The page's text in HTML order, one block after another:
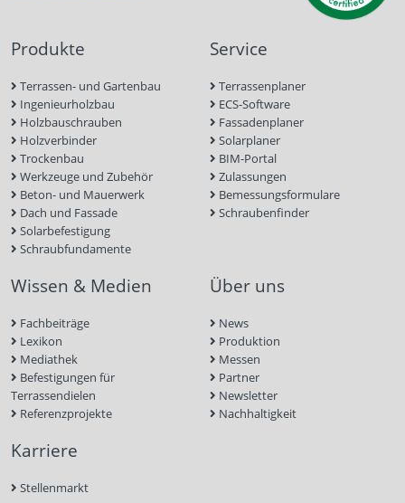
Produkte
Terrassen- und Gartenbau
Ingenieurholzbau
Holzbauschrauben
Holzverbinder
Trockenbau
Werkzeuge und Zubehör
Beton- und Mauerwerk
Dach und Fassade
Solarbefestigung
Schraubfundamente
Service
Terrassenplaner
ECS-Software
Fassadenplaner
Solarplaner
BIM-Portal
Zulassungen
Bemessungsformulare
Schraubenfinder
Wissen & Medien
Fachbeiträge
Lexikon
Mediathek
Befestigungen für
Terrassendielen
Referenzprojekte
Über uns
News
Produktion
Messen
Partner
Newsletter
Nachhaltigkeit
Karriere
Stellenmarkt